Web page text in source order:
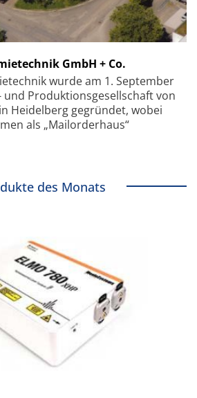
GmbH + Co.
wurde am 1. September
und Produktionsgesellschaft von
Heidelberg gegründet, wobei
als „Mailorderhaus“
des Monats